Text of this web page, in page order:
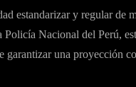
estandarizar y regular de
Nacional del Perú,
una proyección